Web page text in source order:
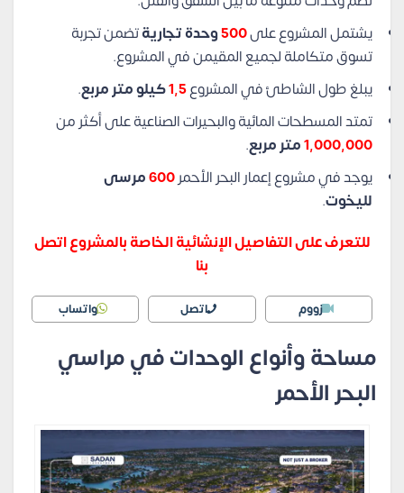
يشتمل المشروع على
وحدة تجاريةتضمن تجربة
تسوق متكاملة لجميع المقيمن في المشروع.
يبلغ طول الشاطئ في المشروع
كيلو متر مربع.
تمتد المسطحات المائية والبحيرات الصناعية على أكثر من
1,000,000متر مربع.
يوجد في مشروع إعمار البحر الأحمر600مرسى
لليخوت.
للتعرف على التفاصيل الإنشائية الخاصة بالمشروع اتصل
بنا
زووم اتصل واتساب
مساحة وأنواع الوحدات في مراسي
البحر الأحمر